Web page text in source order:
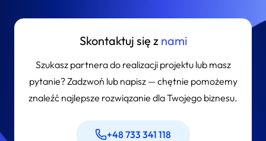
Skontaktuj się z nami
Szukasz partnera do realizacji projektu lub masz
pytanie? Zadzwoń lub napisz — chętnie pomożemy
znaleźć najlepsze rozwiązanie dla Twojego biznesu.
+48 733 341 118